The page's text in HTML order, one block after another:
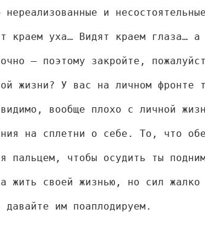
и
краем уха… Видят краем глаза… а
– поэтому закройте,
жизни? У вас на личном фронте
вообще плохо с личной
на сплетни о себе. То, что
пальцем, чтобы осудить ты
жить своей жизнью, но сил
им поаплодируем.